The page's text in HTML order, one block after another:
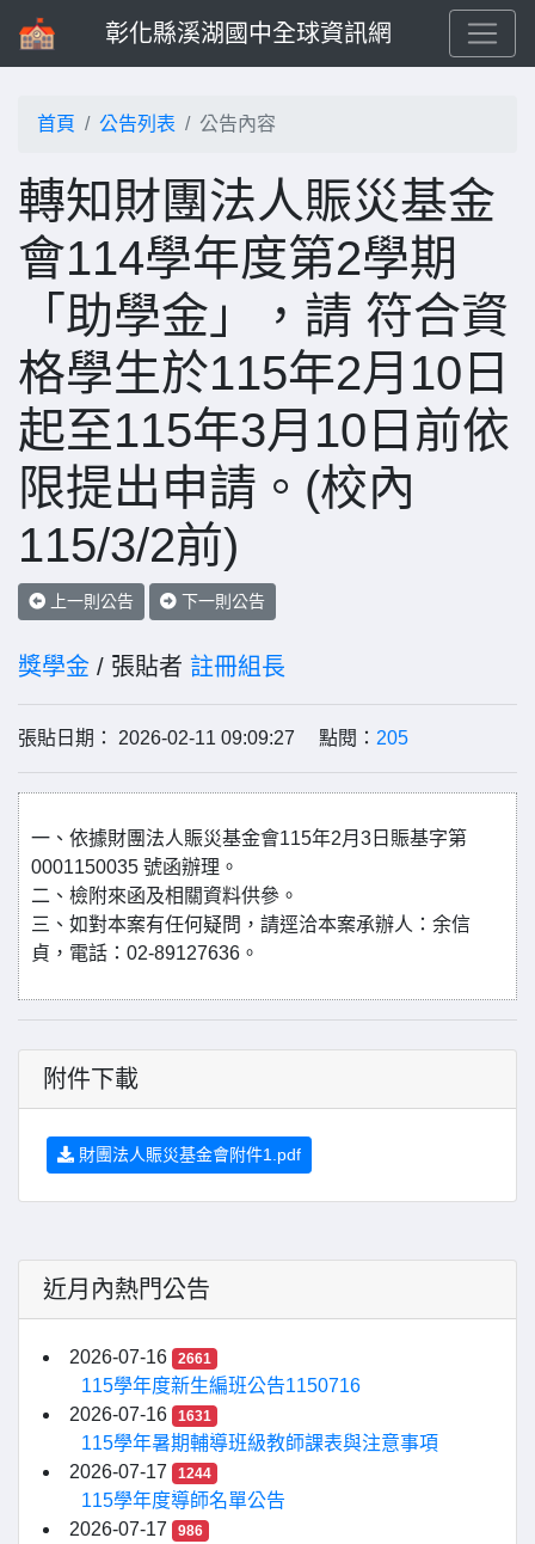
彰化縣溪湖國中全球資訊網
首頁 公告列表 公告內容
轉知財團法人賑災基金
會114學年度第2學期
「助學金」，請 符合資
格學生於115年2月10日
起至115年3月10日前依
限提出申請。(校內
115/3/2前)
上一則公告 下一則公告
獎學金 / 張貼者 註冊組長
張貼日期： 2026-02-11 09:09:27 點閱： 205
一、依據財團法人賑災基金會115年2月3日賑基字第
0001150035 號函辦理。
二、檢附來函及相關資料供參。
三、如對本案有任何疑問，請逕洽本案承辦人：余信
貞，電話：02-89127636。
附件下載
財團法人賑災基金會附件1.pdf
近月內熱門公告
2026-07-16 2661
115學年度新生編班公告1150716
2026-07-16
1631
115學年暑期輔導班級教師課表與注意事項
2026-07-17
1244
115學年度導師名單公告
2026-07-17
986